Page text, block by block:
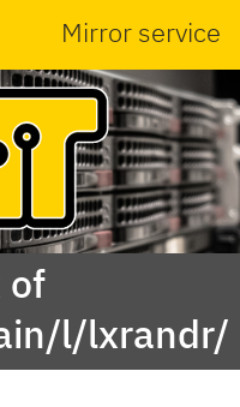
Mirror service
of
l/lxrandr/